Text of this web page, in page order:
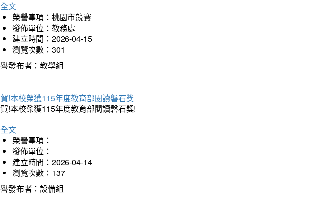
文
榮譽事項：桃園市競賽
發佈單位：教務處
建立時間：2026-04-15
瀏覽次數：301
發布者：教學組
!本校榮獲115年度教育部閱讀磐石獎
!本校榮獲115年度教育部閱讀磐石獎!
文
榮譽事項：
發佈單位：
建立時間：2026-04-14
瀏覽次數：137
發布者：設備組